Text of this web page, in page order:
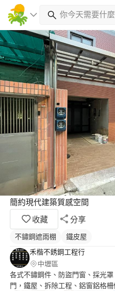
簡約現代建築質感空間
收藏
分享
不鏽鋼遮雨棚
鐵皮屋
禾楷不銹鋼工程行
中壢區
各式不鏽鋼件、防盜門窗、採光
門，鐵屋、拆除工程、鋁窗鋁格